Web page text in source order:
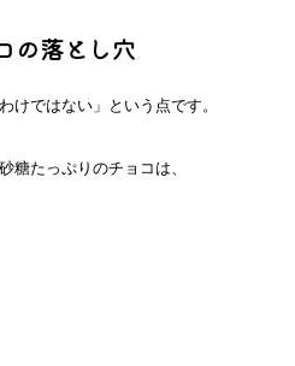
の落とし穴
けではない」という点です。
糖たっぷりのチョコは、